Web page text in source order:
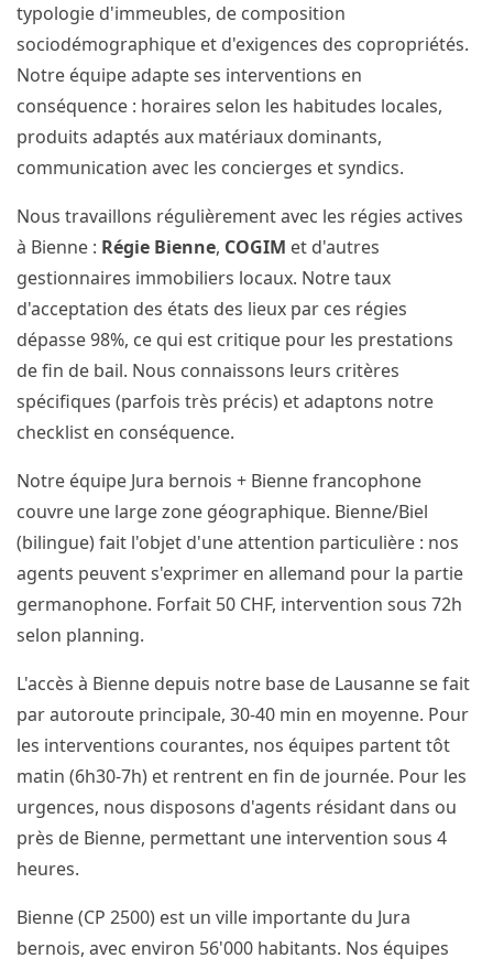
typologie d'immeubles, de composition
sociodémographique et d'exigences des copropriétés.
Notre équipe adapte ses interventions en
conséquence : horaires selon les habitudes locales,
produits adaptés aux matériaux dominants,
communication avec les concierges et syndics.
Nous travaillons régulièrement avec les régies actives
à Bienne : Régie Bienne, COGIM et d'autres
gestionnaires immobiliers locaux. Notre taux
d'acceptation des états des lieux par ces régies
dépasse 98%, ce qui est critique pour les prestations
de fin de bail. Nous connaissons leurs critères
spécifiques (parfois très précis) et adaptons notre
checklist en conséquence.
Notre équipe Jura bernois + Bienne francophone
couvre une large zone géographique. Bienne/Biel
(bilingue) fait l'objet d'une attention particulière : nos
agents peuvent s'exprimer en allemand pour la partie
germanophone. Forfait 50 CHF, intervention sous 72h
selon planning.
L'accès à Bienne depuis notre base de Lausanne se fait
par autoroute principale, 30-40 min en moyenne. Pour
les interventions courantes, nos équipes partent tôt
matin (6h30-7h) et rentrent en fin de journée. Pour les
urgences, nous disposons d'agents résidant dans ou
près de Bienne, permettant une intervention sous 4
heures.
Bienne (CP 2500) est un ville importante du Jura
bernois, avec environ 56'000 habitants. Nos équipes